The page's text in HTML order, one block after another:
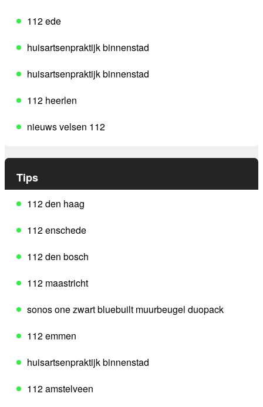
112 ede
huisartsenpraktijk binnenstad
huisartsenpraktijk binnenstad
112 heerlen
nieuws velsen 112
Tips
112 den haag
112 enschede
112 den bosch
112 maastricht
sonos one zwart bluebuilt muurbeugel duopack
112 emmen
huisartsenpraktijk binnenstad
112 amstelveen